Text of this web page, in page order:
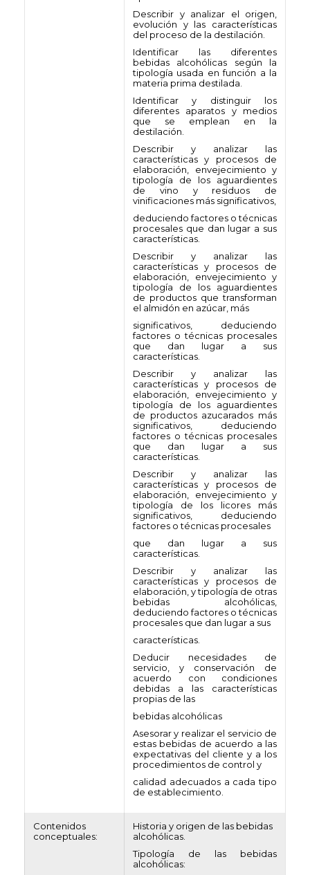
Describir y analizar el origen,
evolución y las características
del proceso de la destilación.
Identificar las diferentes
bebidas alcohólicas según la
tipología usada en función a la
materia prima destilada.
Identificar y distinguir los
diferentes aparatos y medios
que se emplean en la
destilación.
Describir y analizar las
características y procesos de
elaboración, envejecimiento y
tipología de los aguardientes
de vino y residuos de
vinificaciones más significativos,
deduciendo factores o técnicas
procesales que dan lugar a sus
características.
Describir y analizar las
características y procesos de
elaboración, envejecimiento y
tipología de los aguardientes
de productos que transforman
el almidón en azúcar, más
significativos, deduciendo
factores o técnicas procesales
que dan lugar a sus
características.
Describir y analizar las
características y procesos de
elaboración, envejecimiento y
tipología de los aguardientes
de productos azucarados más
significativos, deduciendo
factores o técnicas procesales
que dan lugar a sus
características.
Describir y analizar las
características y procesos de
elaboración, envejecimiento y
tipología de los licores más
significativos, deduciendo
factores o técnicas procesales
que dan lugar a sus
características.
Describir y analizar las
características y procesos de
elaboración, y tipología de otras
bebidas alcohólicas,
deduciendo factores o técnicas
procesales que dan lugar a sus
características.
Deducir necesidades de
servicio, y conservación de
acuerdo con condiciones
debidas a las características
propias de las
bebidas alcohólicas
Asesorar y realizar el servicio de
estas bebidas de acuerdo a las
expectativas del cliente y a los
procedimientos de control y
calidad adecuados a cada tipo
de establecimiento.
Contenidos
conceptuales:
Historia y origen de las bebidas
alcohólicas.
Tipología de las bebidas
alcohólicas: